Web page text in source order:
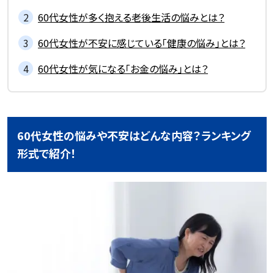
60代女性が多く抱える老後生活の悩みとは？
60代女性が不安に感じている「健康の悩み」とは？
60代女性が気になる「お金の悩み」とは？
60代女性の悩みや不安はどんな内容？ランキング
形式で紹介！